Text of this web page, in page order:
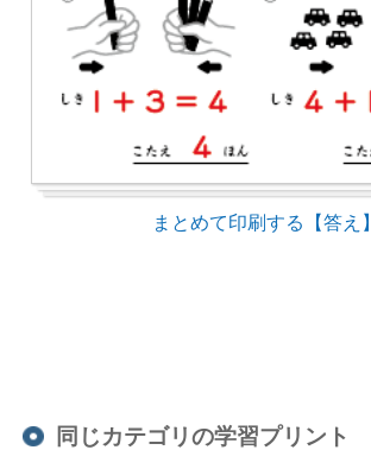
まとめて印刷する【答え】
同じカテゴリの学習プリント